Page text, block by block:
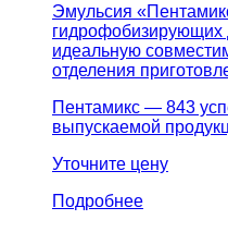
Эмульсия
гидрофобизирующих
идеальную
отделения
Пентамикс — 843
выпускаемой
Уточните цену
Подробнее